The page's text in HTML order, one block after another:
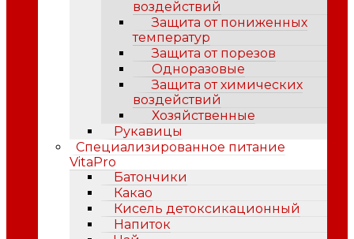
воздействий
Защита от пониженных
температур
Защита от порезов
Одноразовые
Защита от химических
воздействий
Хозяйственные
Рукавицы
Специализированное питание
VitaPro
Батончики
Какао
Кисель детоксикационный
Напиток